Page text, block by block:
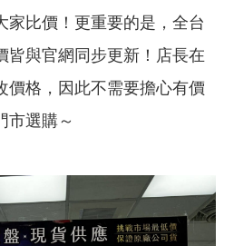
家比價！更重要的是，全台
皆與官網同步更新！店長在
價格，因此不需要擔心有價
市選購～